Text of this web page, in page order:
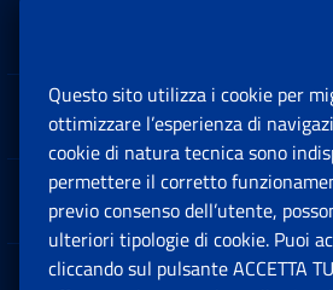
Sedi e Contatti
Software
Questo sito utilizza i cookie per
ottimizzare l’esperienza di
cookie di natura tecnica sono
permettere il corretto
previo consenso dell’utente,
ulteriori tipologie di cookie. Puoi
cliccando sul pulsante ACCETTA